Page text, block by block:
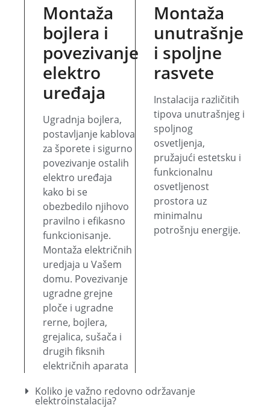
Montaža
bojlera i
povezivanje
elektro
uređaja
Ugradnja bojlera,
postavljanje kablova
za šporete i sigurno
povezivanje ostalih
elektro uređaja
kako bi se
obezbedilo njihovo
pravilno i efikasno
funkcionisanje.
Montaža električnih
uredjaja u Vašem
domu. Povezivanje
ugradne grejne
ploče i ugradne
rerne, bojlera,
grejalica, sušača i
drugih fiksnih
električnih aparata
Montaža
unutrašnje
i spoljne
rasvete
Instalacija različitih
tipova unutrašnjeg i
spoljnog
osvetljenja,
pružajući estetsku i
funkcionalnu
osvetljenost
prostora uz
minimalnu
potrošnju energije.
Koliko je važno redovno održavanje
elektroinstalacija?